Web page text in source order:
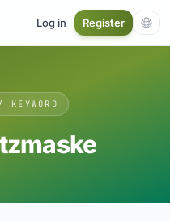
Log in Register
KEYWORD